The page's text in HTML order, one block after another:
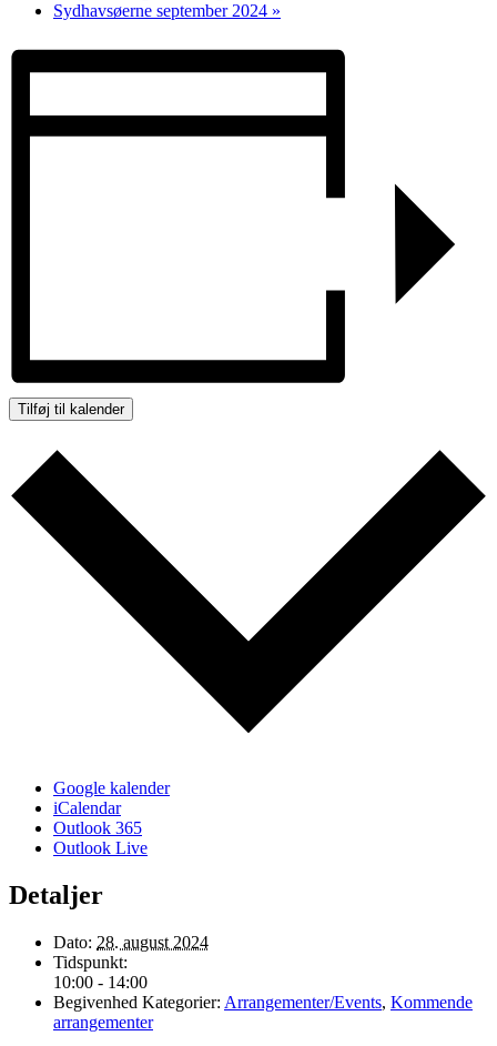
Sydhavsøerne september 2024 »
Tilføj til kalender
Google kalender
iCalendar
Outlook 365
Outlook Live
Detaljer
Dato: 28. august 2024
Tidspunkt:
10:00 - 14:00
Begivenhed Kategorier: Arrangementer/Events, Kommende
arrangementer